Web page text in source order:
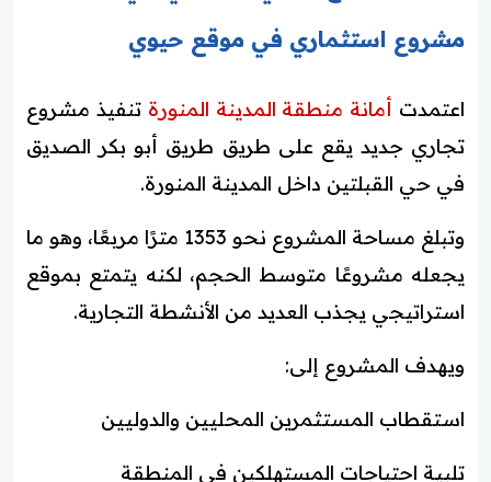
مشروع استثماري في موقع حيوي
اعتمدت أمانة منطقة المدينة المنورة تنفيذ مشروع
تجاري جديد يقع على طريق طريق أبو بكر الصديق
في حي القبلتين داخل المدينة المنورة.
وتبلغ مساحة المشروع نحو 1353 مترًا مربعًا، وهو ما
يجعله مشروعًا متوسط الحجم، لكنه يتمتع بموقع
استراتيجي يجذب العديد من الأنشطة التجارية.
ويهدف المشروع إلى:
استقطاب المستثمرين المحليين والدوليين
تلبية احتياجات المستهلكين في المنطقة